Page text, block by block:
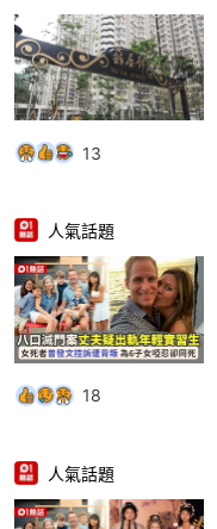
13
人氣話題
18
人氣話題